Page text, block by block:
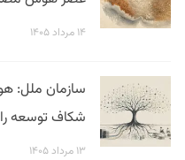
۱۴ مرداد ۱۴۰۵
سازمان ملل:
شکاف توسعه
۱۳ مرداد ۱۴۰۵